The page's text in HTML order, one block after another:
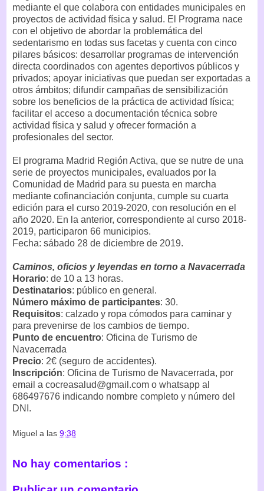
mediante el que colabora con entidades municipales en
proyectos de actividad física y salud. El Programa nace
con el objetivo de abordar la problemática del
sedentarismo en todas sus facetas y cuenta con cinco
pilares básicos: desarrollar programas de intervención
directa coordinados con agentes deportivos públicos y
privados; apoyar iniciativas que puedan ser exportadas a
otros ámbitos; difundir campañas de sensibilización
sobre los beneficios de la práctica de actividad física;
facilitar el acceso a documentación técnica sobre
actividad física y salud y ofrecer formación a
profesionales del sector.
El programa Madrid Región Activa, que se nutre de una
serie de proyectos municipales, evaluados por la
Comunidad de Madrid para su puesta en marcha
mediante cofinanciación conjunta, cumple su cuarta
edición para el curso 2019-2020, con resolución en el
año 2020. En la anterior, correspondiente al curso 2018-
2019, participaron 66 municipios.
Fecha: sábado 28 de diciembre de 2019.
Caminos, oficios y leyendas en torno a Navacerrada
Horario: de 10 a 13 horas.
Destinatarios: público en general.
Número máximo de participantes: 30.
Requisitos: calzado y ropa cómodos para caminar y
para prevenirse de los cambios de tiempo.
Punto de encuentro: Oficina de Turismo de
Navacerrada
Precio: 2€ (seguro de accidentes).
Inscripción: Oficina de Turismo de Navacerrada, por
email a cocreasalud@gmail.com o whatsapp al
686497676 indicando nombre completo y número del
DNI.
Miguel a las 9:38
No hay comentarios :